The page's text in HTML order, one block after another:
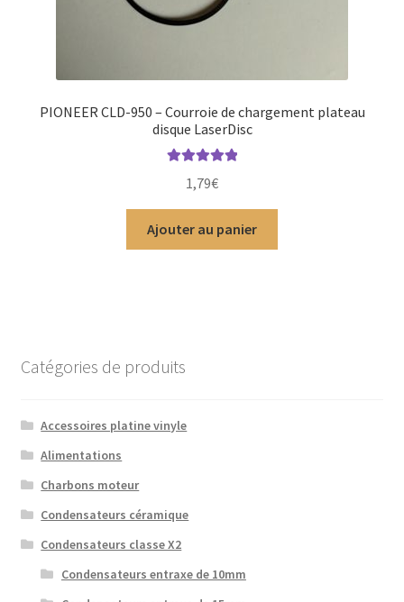
PIONEER CLD-950 – Courroie de chargement plateau
disque LaserDisc
1,79€
Ajouter au panier
Catégories de produits
Accessoires platine vinyle
Alimentations
Charbons moteur
Condensateurs céramique
Condensateurs classe X2
Condensateurs entraxe de 10mm